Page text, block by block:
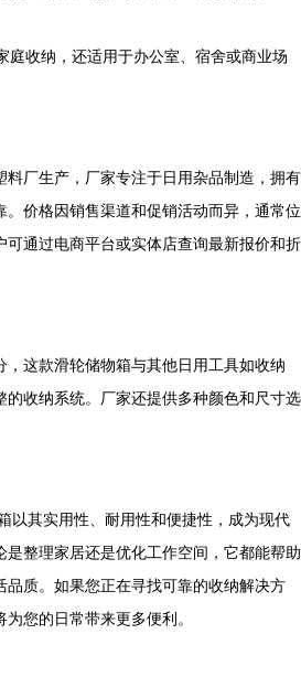
庭收纳，还适用于办公室、宿舍或商业场
料厂生产，厂家专注于日用杂品制造，拥有
。价格因销售渠道和促销活动而异，通常位
可通过电商平台或实体店查询最新报价和折
这款滑轮储物箱与其他日用工具如收纳
的收纳系统。厂家还提供多种颜色和尺寸选
以其实用性、耐用性和便捷性，成为现代
整理家居还是优化工作空间，它都能帮助
品质。如果您正在寻找可靠的收纳解决方
您的日常带来更多便利。